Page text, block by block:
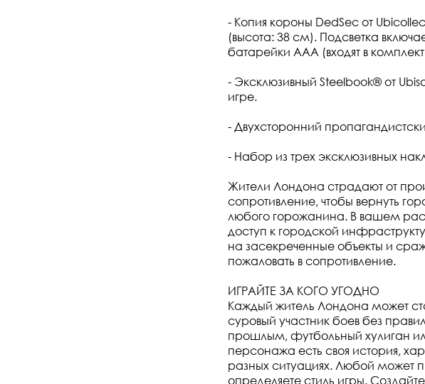
- Копия короны DedSec от
(высота: 38 см). Подсветка
батарейки ААА (входят в
- Эксклюзивный Steelbook® от
игре.
- Двухсторонний
- Набор из трех эксклюзивных
Жители Лондона страдают от
сопротивление, чтобы вернуть
любого горожанина. В вашем
доступ к городской
на засекреченные объекты и
пожаловать в сопротивление.
ИГРАЙТЕ ЗА КОГО УГОДНО
Каждый житель Лондона может
суровый участник боев без
прошлым, футбольный хулиган
персонажа есть своя история,
разных ситуациях. Любой может
определяете стиль игры.